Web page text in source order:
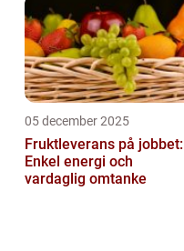
05 december 2025
Fruktleverans på jobbet:
Enkel energi och
vardaglig omtanke